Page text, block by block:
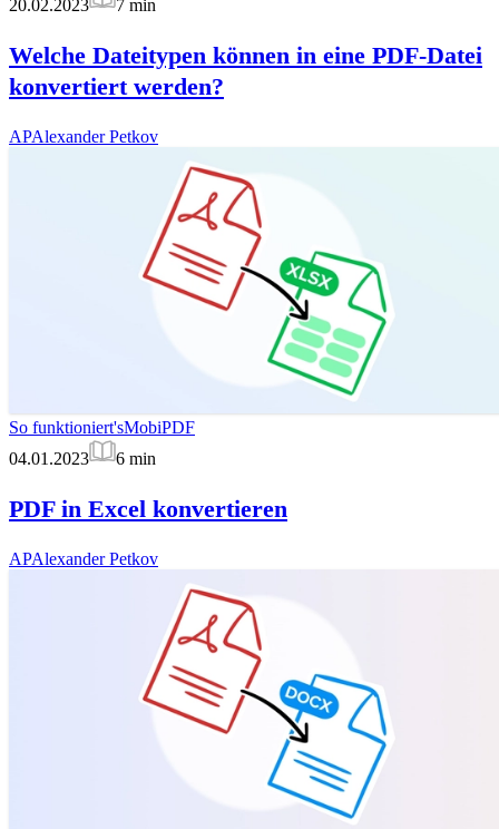
20.02.2023
7 min
Welche Dateitypen können in eine PDF-Datei
konvertiert werden?
APAlexander Petkov
So funktioniert'sMobiPDF
04.01.2023
6 min
PDF in Excel konvertieren
APAlexander Petkov